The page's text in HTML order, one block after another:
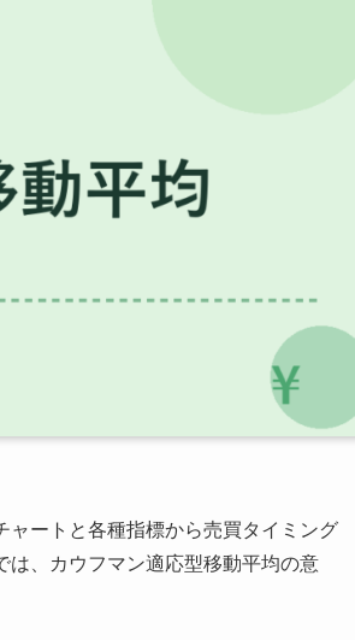
ャートと各種指標から売買タイミング
は、カウフマン適応型移動平均の意